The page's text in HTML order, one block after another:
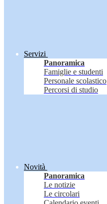
Servizi
Panoramica
Famiglie e studenti
Personale scolastico
Percorsi di studio
Novità
Panoramica
Le notizie
Le circolari